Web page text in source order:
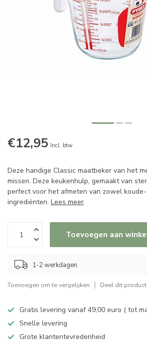
€12,95 Incl. btw
Deze handige Classic maatbeker van het
missen. Deze keukenhulp, gemaakt van
perfect voor het afmeten van zowel
ingrediënten. Lees meer.
Toevoegen aan
1-2 werkdagen
Toevoegen om te vergelijken Deel dit product
Gratis levering vanaf 49,00 euro ( tot
Snelle levering
Grote klantentevredenheid